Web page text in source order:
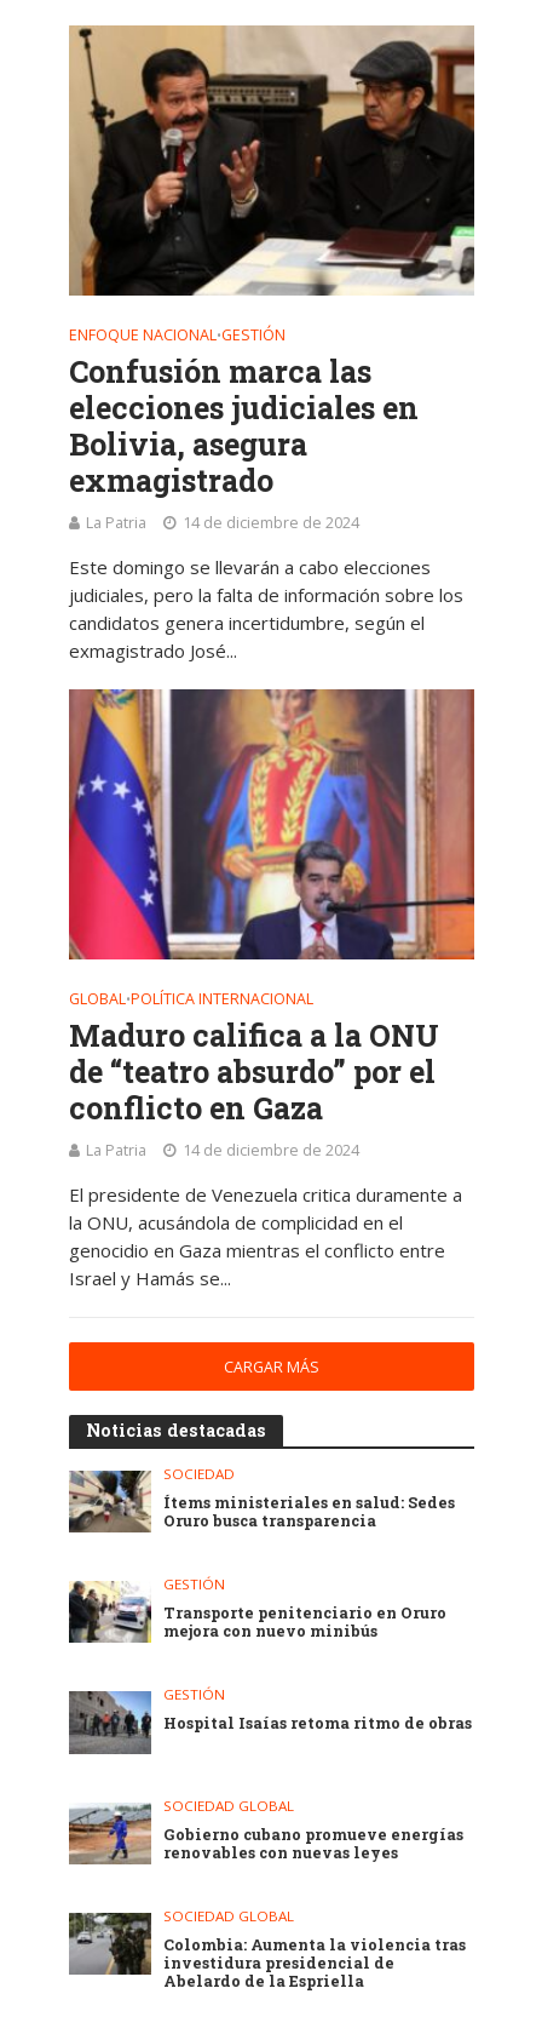
ENFOQUE NACIONAL•GESTIÓN
Confusión marca las
elecciones judiciales en
Bolivia, asegura
exmagistrado
La Patria 14 de diciembre de 2024
Este domingo se llevarán a cabo elecciones
judiciales, pero la falta de información sobre los
candidatos genera incertidumbre, según el
exmagistrado José...
GLOBAL•POLÍTICA INTERNACIONAL
Maduro califica a la ONU
de “teatro absurdo” por el
conflicto en Gaza
La Patria 14 de diciembre de 2024
El presidente de Venezuela critica duramente a
la ONU, acusándola de complicidad en el
genocidio en Gaza mientras el conflicto entre
Israel y Hamás se...
CARGAR MÁS
Noticias destacadas
SOCIEDAD
Ítems ministeriales en salud: Sedes
Oruro busca transparencia
GESTIÓN
Transporte penitenciario en Oruro
mejora con nuevo minibús
GESTIÓN
Hospital Isaías retoma ritmo de obras
SOCIEDAD GLOBAL
Gobierno cubano promueve energías
renovables con nuevas leyes
SOCIEDAD GLOBAL
Colombia: Aumenta la violencia tras
investidura presidencial de
Abelardo de la Espriella